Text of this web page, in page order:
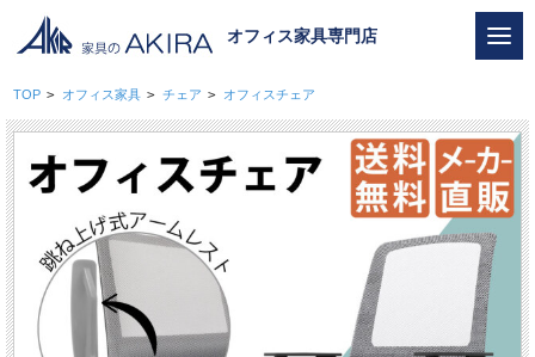
オフィス家具専門店
TOP > オフィス家具 > チェア > オフィスチェア